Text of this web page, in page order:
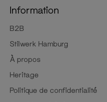
Information
B2B
Stilwerk Hamburg
À propos
Heritage
Politique de confidentialité